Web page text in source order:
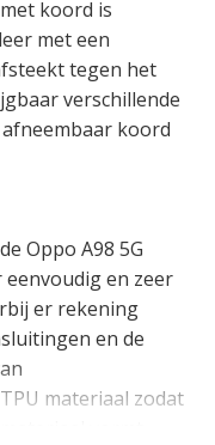
met koord is
met een
tegen het
verschillende
koord
Oppo A98 5G
en zeer
er rekening
en de
materiaal zodat